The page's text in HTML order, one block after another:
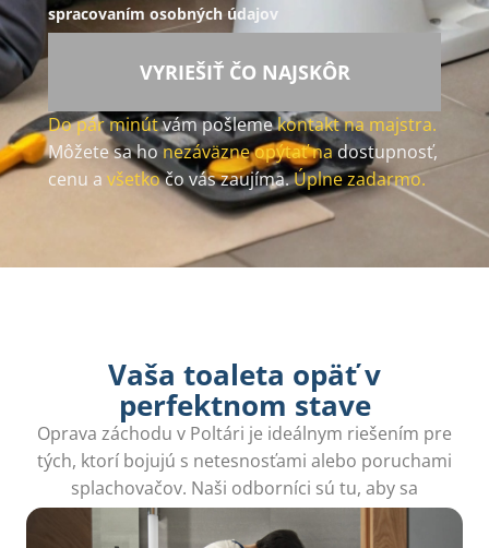
spracovaním osobných údajov
VYRIEŠIŤ ČO NAJSKÔR
Do pár minútvám pošlemekontakt na majstra.
Môžete sa honezáväzne opýtať nadostupnosť,
cenu a všetkočo vás zaujíma.Úplne zadarmo.
Vaša toaleta opäť v
perfektnom stave
Oprava záchodu v Poltári je ideálnym riešením pre
tých, ktorí bojujú s netesnosťami alebo poruchami
splachovačov. Naši odborníci sú tu, aby sa
postarali o vaše problémy, čím získate späť pokoj.